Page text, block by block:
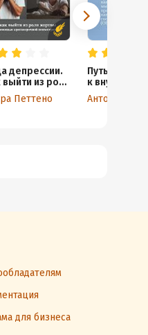
депрессии.
выйти из роли
с
Петтено
Путь
к внутренней
свободе.
15 техник для
Антон Вьюков
для бизнеса